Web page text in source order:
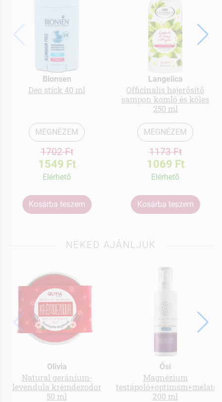
Bionsen
Deo stick 40 ml
MEGNÉZEM
1702 Ft
1549 Ft
Elérhetõ
Kosárba teszem
Langelica
Officinalis hajerősítő
sampon komló és köles
250 ml
MEGNÉZEM
1173 Ft
1069 Ft
Elérhetõ
Kosárba teszem
NEKED AJÁNLJUK
Olivia
Natural geránium-
levendula krémdezodor
50 ml
Ősi
Magnézium
200 ml